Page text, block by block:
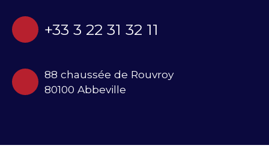
+33 3 22 31 32 11
88 chaussée de Rouvroy
80100 Abbeville